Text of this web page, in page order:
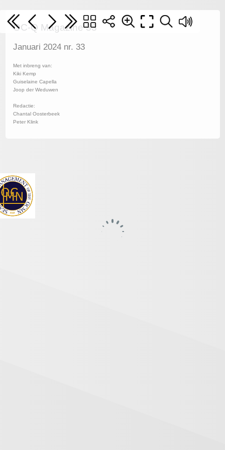
OC-Q Magazine 33
Januari 2024 nr. 33
Met inbreng van:
Kiki Kemp
Guiselaine Capella
Joop der Weduwen
Redactie:
Chantal Oosterbeek
Peter Klink